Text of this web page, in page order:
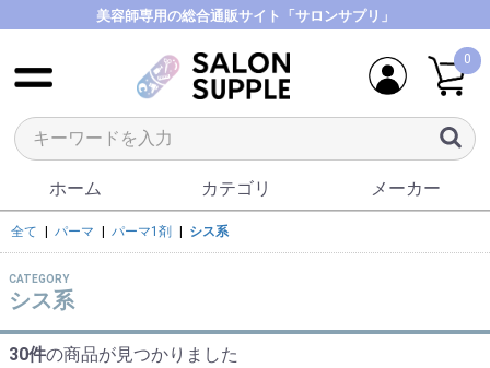
美容師専用の総合通販サイト「サロンサプリ」
0
ホーム カテゴリ メーカー
全て パーマ パーマ1剤 シス系
CATEGORY
シス系
30件の商品が見つかりました